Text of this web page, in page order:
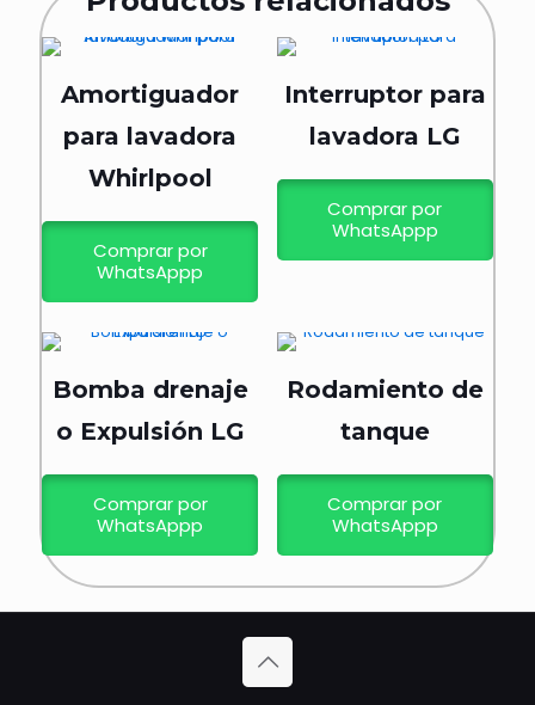
Amortiguador
para lavadora
Whirlpool
Comprar por
WhatsAppp
Interruptor para
lavadora LG
Comprar por
WhatsAppp
Bomba drenaje
o Expulsión LG
Comprar por
WhatsAppp
Rodamiento de
tanque
Comprar por
WhatsAppp